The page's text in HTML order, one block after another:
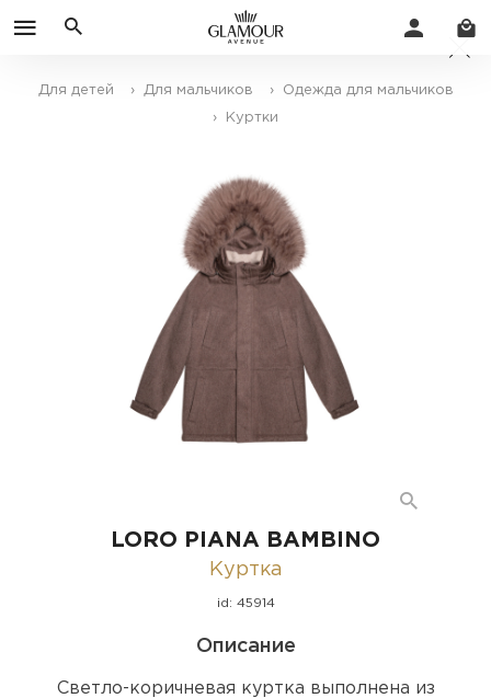
Для детей › Для мальчиков › Одежда для мальчиков
› Куртки
LORO PIANA BAMBINO
Куртка
id: 45914
Описание
Светло-коричневая куртка выполнена из